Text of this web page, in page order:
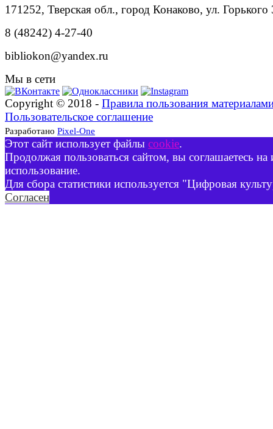
171252, Тверская обл., город Конаково, ул. Горького
8 (48242) 4-27-40
bibliokon@yandex.ru
Мы в сети
Copyright © 2018 - Правила пользования
Пользовательское соглашение
Разработано Pixel-One
Этот сайт использует файлы cookie.
Продолжая пользоваться сайтом, вы соглашаетесь на
использование.
Для сбора статистики используется "Цифровая
Согласен